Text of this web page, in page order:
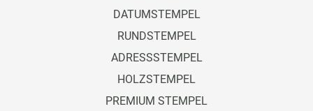
DATUMSTEMPEL
RUNDSTEMPEL
ADRESSSTEMPEL
HOLZSTEMPEL
PREMIUM STEMPEL